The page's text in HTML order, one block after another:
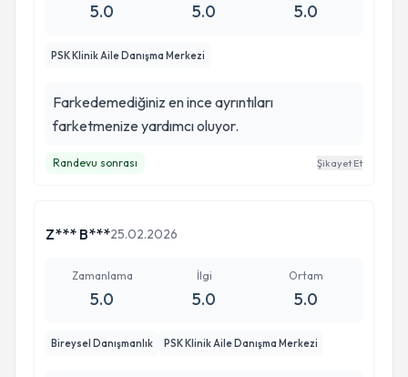
5.0 5.0 5.0
PSK Klinik Aile Danışma Merkezi
Farkedemediğiniz en ince ayrıntıları
farketmenize yardımcı oluyor.
Randevu sonrası Şikayet Et
Z*** B***25.02.2026
Zamanlama
5.0
İlgi
5.0
Ortam
5.0
Bireysel Danışmanlık PSK Klinik Aile Danışma Merkezi